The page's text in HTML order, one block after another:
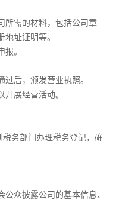
所需的材料，包括公司章
址证明等。
。
后，颁发营业执照。
展经营活动。
务部门办理税务登记，确
众披露公司的基本信息、